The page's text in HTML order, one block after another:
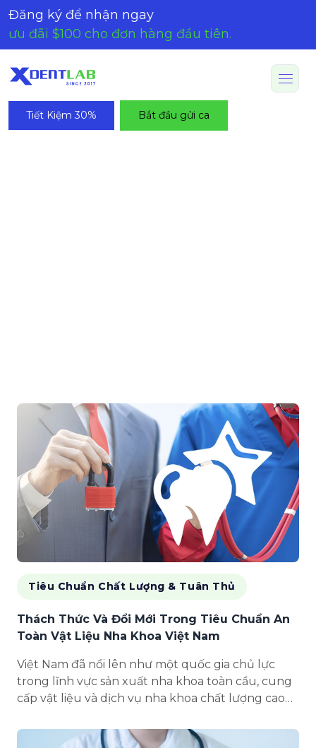
Đăng ký để nhận ngay
ưu đãi $100 cho đơn hàng đầu tiên.
Tiết Kiệm 30% Bắt đầu gửi ca
Tiêu Chuẩn Chất Lượng & Tuân Thủ
Thách Thức Và Đổi Mới Trong Tiêu Chuẩn An
Toàn Vật Liệu Nha Khoa Việt Nam
Việt Nam đã nổi lên như một quốc gia chủ lực
trong lĩnh vực sản xuất nha khoa toàn cầu, cung
cấp vật liệu và dịch vụ nha khoa chất lượng cao
ngày càng t...